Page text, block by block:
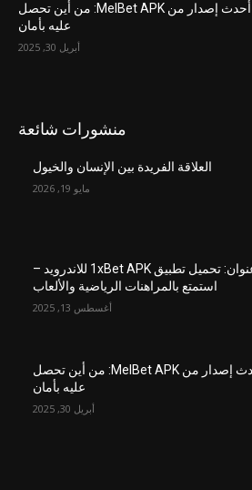
أحدث إصدار من MelBet APK: من أين تحصل
عليه بأمان
أبريل 30, 2025
منشورات شائعة
العلاقة الفريدة بين الإنسان والخيول
مايو 19, 2026
عنوان: تحميل تطبيق 1xBet APK للاندرويد –
استمتع بالمراهنات الرياضية والألعاب
أغسطس 13, 2025
أحدث إصدار من MelBet APK: من أين تحصل
عليه بأمان
أبريل 30, 2025